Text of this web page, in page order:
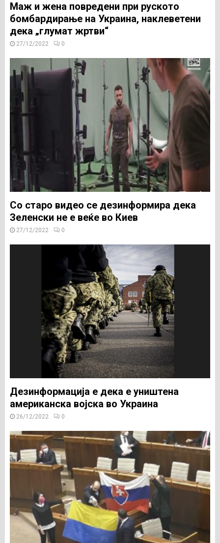
Маж и жена повредени при руското
бомбардирање на Украина, наклеветени
дека „глумат жртви“
27/12/2022 0
Со старо видео се дезинформира дека
Зеленски не е веќе во Киев
27/12/2022 0
Дезинформација е дека е уништена
американска војска во Украина
26/12/2022 0